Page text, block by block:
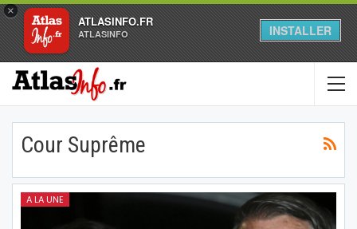
×
ATLASINFO.FR
ATLASINFO INSTALLER
Cour Suprême
A LA UNE